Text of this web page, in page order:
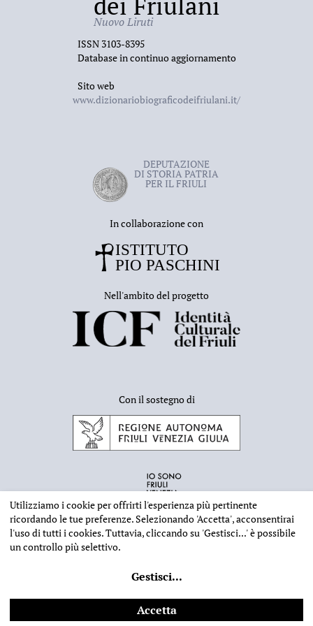
vieppiù avvalorano le qualità intellettuali
Nuovo Liruti
ISSN 3103-8395
Database in continuo aggiornamento
Sito web
www.dizionariobiograficodeifriulani.it/
DEPUTAZIONE
DI STORIA PATRIA
PER IL FRIULI
In collaborazione con
Nell'ambito del progetto
Con il sostegno di
2026 - Deputazione di Storia Patria per il Friuli - CF 80023560305
Web designIlaria Comello- Powered bySICAPWeb
Utilizziamo i cookie per offrirti l'esperienza più pertinente
ricordando le tue preferenze. Selezionando 'Accetta', acconsentirai
l'uso di tutti i cookies. Tuttavia, cliccando su 'Gestisci...'è possibile
un controllo più selettivo.
Gestisci...
Accetta